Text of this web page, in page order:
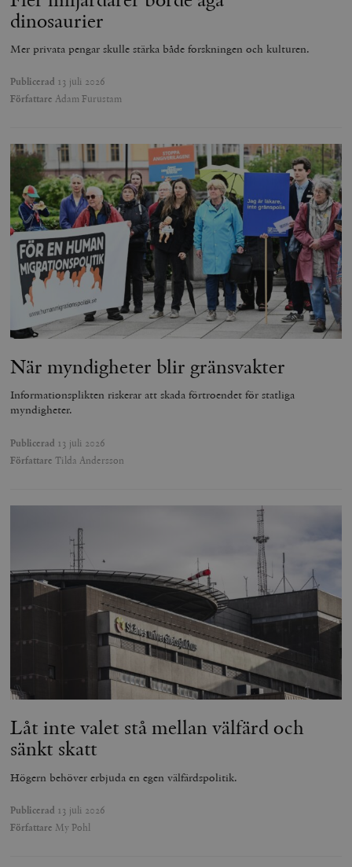
dinosaurier
Mer privata pengar skulle stärka både forskningen och kulturen.
Publicerad 13 juli 2026
Författare Adam Furustam
När myndigheter blir gränsvakter
Informationsplikten riskerar att skada förtroendet för statliga
myndigheter.
Publicerad 13 juli 2026
Författare Tilda Andersson
Låt inte valet stå mellan välfärd och
sänkt skatt
Högern behöver erbjuda en egen välfärdspolitik.
Publicerad 13 juli 2026
Författare My Pohl